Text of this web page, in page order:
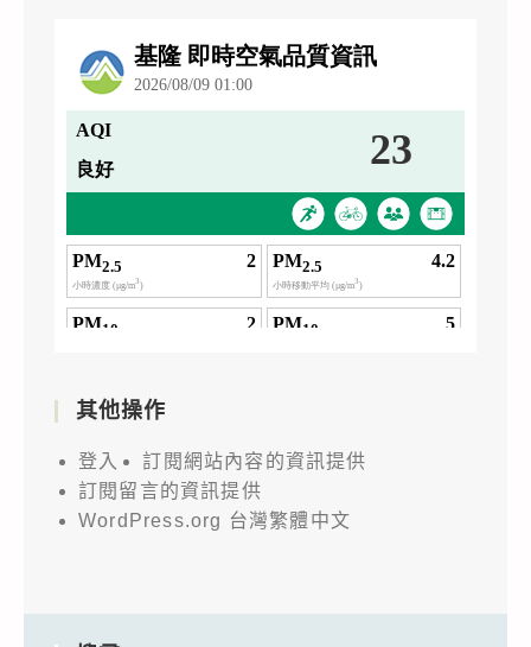
其他操作
登入
訂閱網站內容的資訊提供
訂閱留言的資訊提供
WordPress.org 台灣繁體中文